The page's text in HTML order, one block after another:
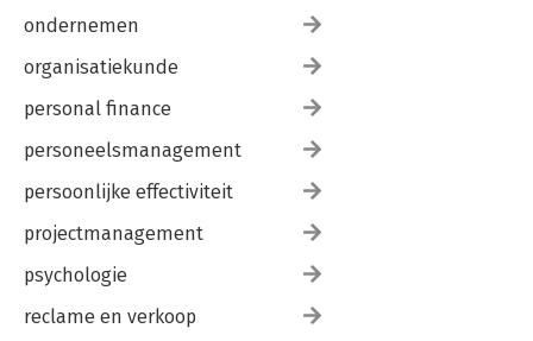
ondernemen
organisatiekunde
personal finance
personeelsmanagement
persoonlijke effectiviteit
projectmanagement
psychologie
reclame en verkoop